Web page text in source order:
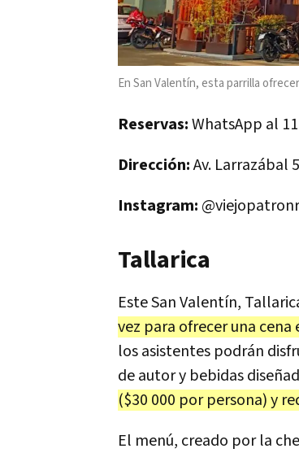
En San Valentín, esta parrilla
Reservas:WhatsApp al
Dirección:Av. Larrazábal
Instagram:
Tallarica
Este San Valentín,
vez para ofrecer una cena
los asistentes podrán
de autor y bebidas
($30 000 por persona) y
El menú, creado por la